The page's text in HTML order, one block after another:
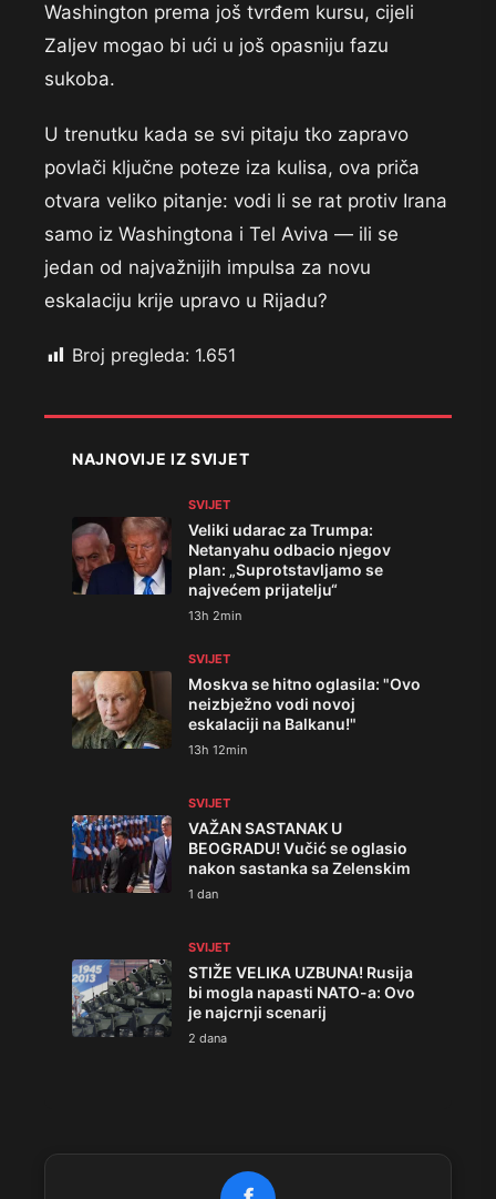
Washington prema još tvrđem kursu, cijeli
Zaljev mogao bi ući u još opasniju fazu
sukoba.
U trenutku kada se svi pitaju tko zapravo
povlači ključne poteze iza kulisa, ova priča
otvara veliko pitanje: vodi li se rat protiv Irana
samo iz Washingtona i Tel Aviva — ili se
jedan od najvažnijih impulsa za novu
eskalaciju krije upravo u Rijadu?
Broj pregleda: 1.651
NAJNOVIJE IZ SVIJET
SVIJET
Veliki udarac za Trumpa:
Netanyahu odbacio njegov
plan: „Suprotstavljamo se
najvećem prijatelju“
13h 2min
SVIJET
Moskva se hitno oglasila: "Ovo
neizbježno vodi novoj
eskalaciji na Balkanu!"
13h 12min
SVIJET
VAŽAN SASTANAK U
BEOGRADU! Vučić se oglasio
nakon sastanka sa Zelenskim
1 dan
SVIJET
STIŽE VELIKA UZBUNA! Rusija
bi mogla napasti NATO-a: Ovo
je najcrnji scenarij
2 dana